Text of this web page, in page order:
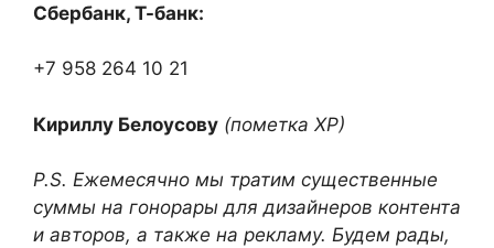
Сбербанк, Т-банк:
+7 958 264 10 21
Кириллу Белоусову (пометка ХР)
P.S. Ежемесячно мы тратим существенные
суммы на гонорары для дизайнеров контента
и авторов, а также на рекламу. Будем рады,